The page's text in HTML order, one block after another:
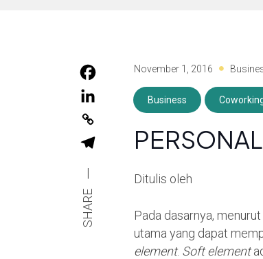
|
SHARE
November 1, 2016
Business
Ditulis oleh
Pada dasarnya,
utama yang dapat
element. Soft element